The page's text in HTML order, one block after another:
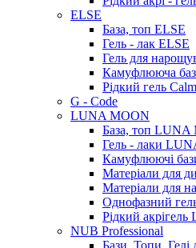
ELSE
База, топ ELSE
Гель - лак ELSE
Гель для
Камуфлююча
Рідкий гель
G - Code
LUNA MOON
База, топ LUNA
Гель - лаки
Камуфлюючі
Матеріали для
Матеріали для
Однофазний
Рідкий
NUB Professional
Бази, Топи,